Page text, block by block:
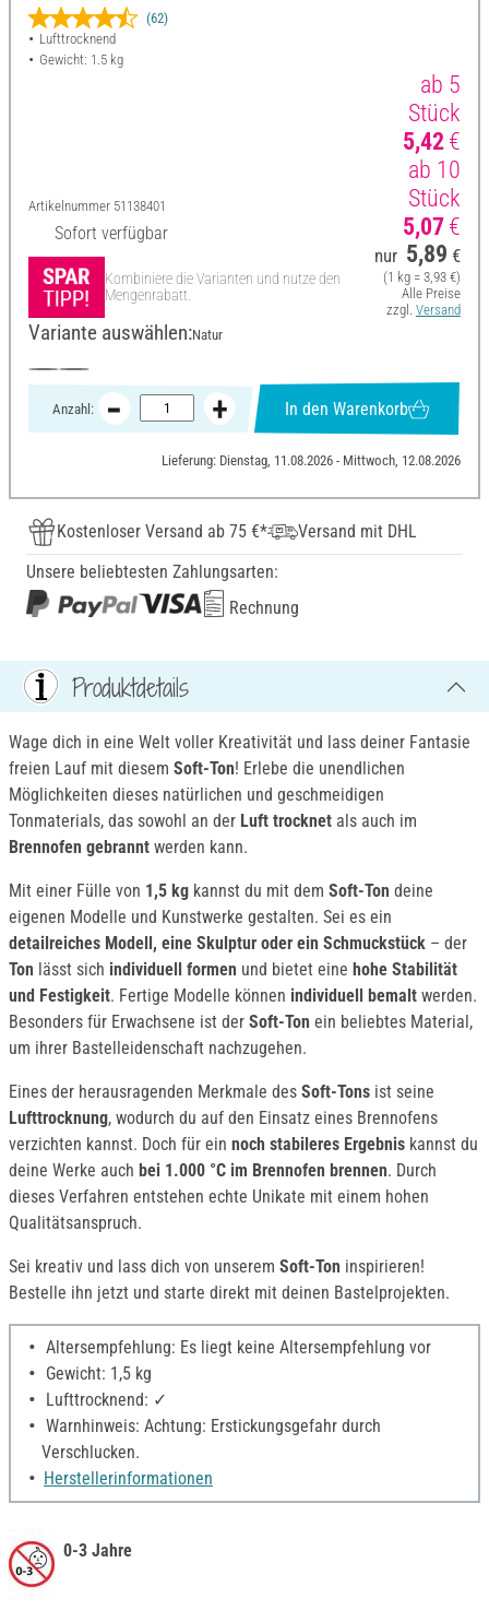
(62)
Lufttrocknend
Gewicht: 1.5 kg
Artikelnummer 51138401
Sofort verfügbar
Kombiniere die Varianten und nutze den
Mengenrabatt.
ab 5
Stück
5,42€
ab 10
Stück
5,07€
nur 5,89 €
(1 kg = 3,93 €)
Alle Preise
zzgl. Versand
Variante auswählen:Natur
Anzahl: In den Warenkorb
Lieferung: Dienstag, 11.08.2026 - Mittwoch, 12.08.2026
Kostenloser Versand ab 75 €*
Versand mit DHL
Unsere beliebtesten Zahlungsarten:
Rechnung
Produktdetails
Wage dich in eine Welt voller Kreativität und lass deiner Fantasie
freien Lauf mit diesem Soft-Ton! Erlebe die unendlichen
Möglichkeiten dieses natürlichen und geschmeidigen
Tonmaterials, das sowohl an der Luft trocknet als auch im
Brennofen gebrannt werden kann.
Mit einer Fülle von 1,5 kg kannst du mit dem Soft-Ton deine
eigenen Modelle und Kunstwerke gestalten. Sei es ein
detailreiches Modell, eine Skulptur oder ein Schmuckstück – der
Ton lässt sich individuell formen und bietet eine hohe Stabilität
und Festigkeit. Fertige Modelle können individuell bemalt werden.
Besonders für Erwachsene ist der Soft-Ton ein beliebtes Material,
um ihrer Bastelleidenschaft nachzugehen.
Eines der herausragenden Merkmale des Soft-Tons ist seine
Lufttrocknung, wodurch du auf den Einsatz eines Brennofens
verzichten kannst. Doch für ein noch stabileres Ergebnis kannst du
deine Werke auch bei 1.000 °C im Brennofen brennen. Durch
dieses Verfahren entstehen echte Unikate mit einem hohen
Qualitätsanspruch.
Sei kreativ und lass dich von unserem Soft-Ton inspirieren!
Bestelle ihn jetzt und starte direkt mit deinen Bastelprojekten.
Altersempfehlung: Es liegt keine Altersempfehlung vor
Gewicht: 1,5 kg
Lufttrocknend: ✓
Warnhinweis: Achtung: Erstickungsgefahr durch
Verschlucken.
Herstellerinformationen
0-3 Jahre